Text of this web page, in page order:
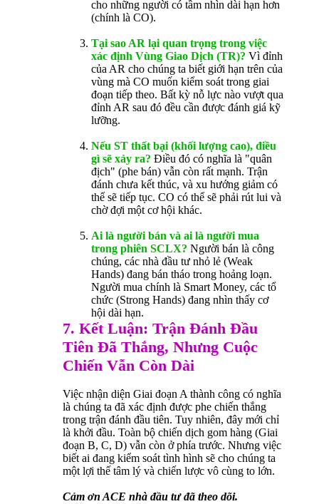
cho những người có tầm nhìn dài hạn hơn
(chính là CO).
Tại sao AR lại quan trọng trong việc
xác định Vùng Giao Dịch (TR)? Vì đỉnh
của AR cho chúng ta biết giới hạn trên của
vùng mà CO muốn kiểm soát trong giai
đoạn tiếp theo. Bất kỳ nỗ lực nào vượt qua
đỉnh AR sau đó đều cần được đánh giá kỹ
lưỡng.
Nếu ST thất bại (khối lượng cao), điều
gì sẽ xảy ra? Điều đó có nghĩa là "quân
địch" (phe bán) vẫn còn rất mạnh. Trận
đánh chưa kết thúc, và xu hướng giảm có
thể sẽ tiếp tục. CO có thể sẽ phải rút lui và
chờ đợi một cơ hội khác.
Ai là người bán và ai là người mua
trong phiên SCLX? Người bán là công
chúng, các nhà đầu tư nhỏ lẻ (Weak
Hands) đang bán tháo trong hoảng loạn.
Người mua chính là Smart Money, các tổ
chức (Strong Hands) đang nhìn thấy cơ
hội dài hạn.
7. Kết Luận: Trận Đánh Đầu
Tiên Đã Thắng, Nhưng Cuộc
Chiến Vẫn Còn Dài
Việc nhận diện Giai đoạn A thành công có nghĩa
là chúng ta đã xác định được phe chiến thắng
trong trận đánh đầu tiên. Tuy nhiên, đây mới chỉ
là khởi đầu. Toàn bộ chiến dịch gom hàng (Giai
đoạn B, C, D) vẫn còn ở phía trước. Nhưng việc
biết ai đang kiểm soát tình hình sẽ cho chúng ta
một lợi thế tâm lý và chiến lược vô cùng to lớn.
Cảm ơn ACE nhà đầu tư đã theo dõi.